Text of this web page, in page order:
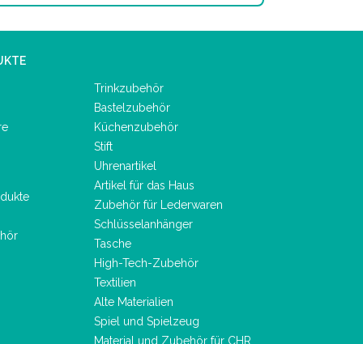
Trinkzubehör
Bastelzubehör
Küchenzubehör
Stift
Uhrenartikel
Artikel für das Haus
Zubehör für Lederwaren
Schlüsselanhänger
Tasche
High-Tech-Zubehör
Textilien
Alte Materialien
Spiel und Spielzeug
Material und Zubehör für CHR